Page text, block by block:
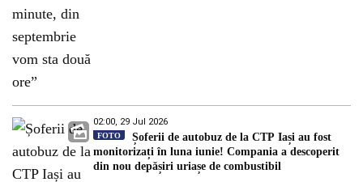
02:00, 29 Jul 2026
FOTO
Șoferii de autobuz de la CTP Iași au fost
monitorizați în luna iunie! Compania a descoperit
din nou depășiri uriașe de combustibil